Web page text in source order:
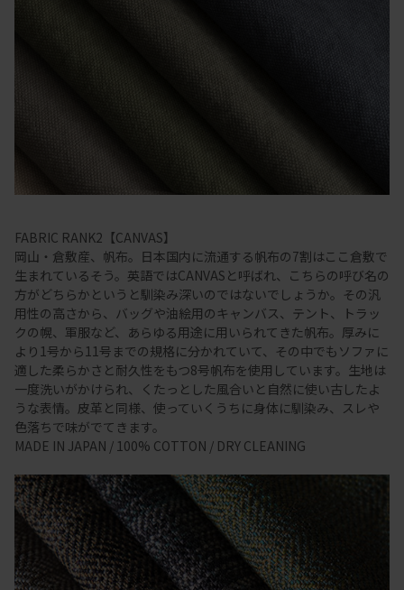
FABRIC RANK2【CANVAS】
岡山・倉敷産、帆布。日本国内に流通する帆布の7割はここ倉敷で
生まれているそう。英語ではCANVASと呼ばれ、こちらの呼び名の
方がどちらかというと馴染み深いのではないでしょうか。その汎
用性の高さから、バッグや油絵用のキャンバス、テント、トラッ
クの幌、軍服など、あらゆる用途に用いられてきた帆布。厚みに
より1号から11号までの規格に分かれていて、その中でもソファに
適した柔らかさと耐久性をもつ8号帆布を使用しています。生地は
一度洗いがかけられ、くたっとした風合いと自然に使い古したよ
うな表情。皮革と同様、使っていくうちに身体に馴染み、スレや
色落ちで味がでてきます。
MADE IN JAPAN / 100% COTTON / DRY CLEANING